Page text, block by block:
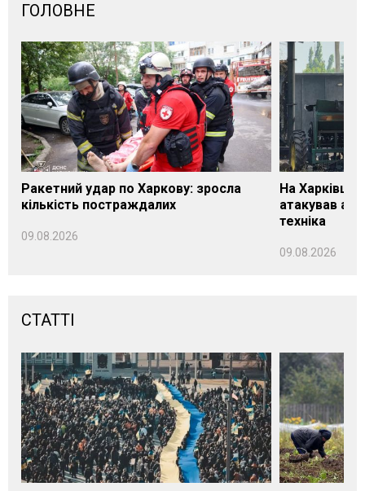
ГОЛОВНЕ
Ракетний удар по Харкову: зросла
кількість постраждалих
09.08.2026
На
атакував
техніка
09.08.2026
СТАТТІ